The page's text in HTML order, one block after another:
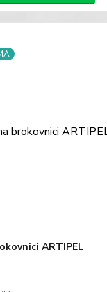
ARTIPEL